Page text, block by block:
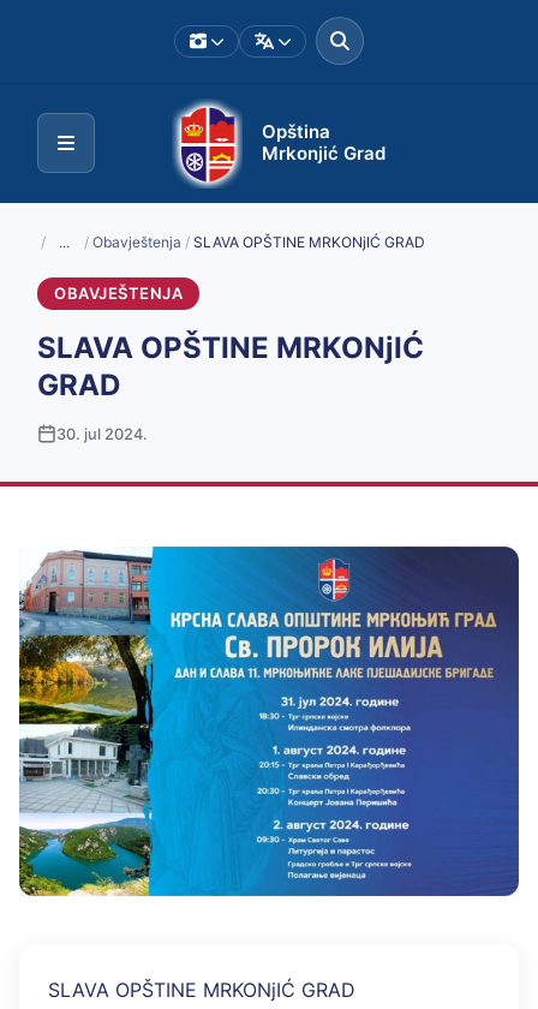
Opština
Mrkonjić Grad
/ ... / Obavještenja / SLAVA OPŠTINE MRKONjIĆ GRAD
OBAVJEŠTENJA
SLAVA OPŠTINE MRKONjIĆ
GRAD
30. jul 2024.
SLAVA OPŠTINE MRKONjIĆ GRAD